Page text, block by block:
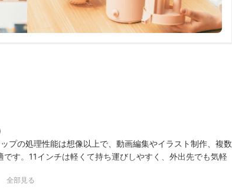
プの処理性能は想像以上で、動画編集やイラスト制作、複数
す。11インチは軽くて持ち運びしやすく、外出先でも気軽
全部見る